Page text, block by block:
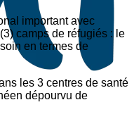
important avec
camps de réfugiés : le
en termes de
les 3 centres de santé
dépourvu de